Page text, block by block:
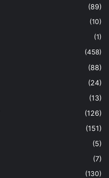
(89)
(10)
(1)
(458)
(88)
(24)
(13)
(126)
(151)
(5)
(7)
(130)